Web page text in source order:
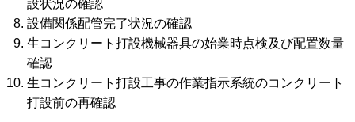
設状況の確認
設備関係配管完了状況の確認
生コンクリート打設機械器具の始業時点検及び配置数量
確認
生コンクリート打設工事の作業指示系統のコンクリート
打設前の再確認